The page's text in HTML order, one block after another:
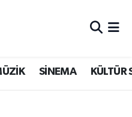
SİNEMA KÜLTÜR